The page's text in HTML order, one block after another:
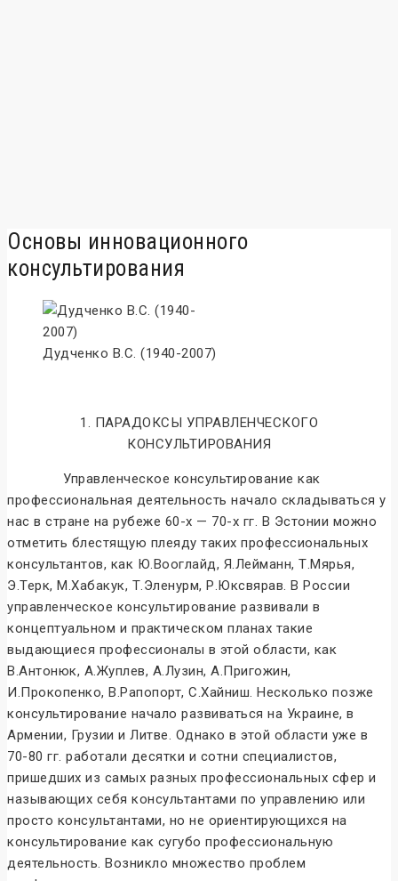
Основы инновационного
консультирования
Дудченко В.С. (1940-2007)
1. ПАРАДОКСЫ УПРАВЛЕНЧЕСКОГО
КОНСУЛЬТИРОВАНИЯ
Управленческое консультирование как
профессиональная деятельность начало складываться у
нас в стране на рубеже 60-х — 70-х гг. В Эстонии можно
отметить блестящую плеяду таких профессиональных
консультантов, как Ю.Вооглайд, Я.Лейманн, Т.Мярья,
Э.Терк, М.Хабакук, Т.Эленурм, Р.Юксвярав. В России
управленческое консультирование развивали в
концептуальном и практическом планах такие
выдающиеся профессионалы в этой области, как
В.Антонюк, А.Жуплев, А.Лузин, А.Пригожин,
И.Прокопенко, В.Рапопорт, С.Хайниш. Несколько позже
консультирование начало развиваться на Украине, в
Армении, Грузии и Литве. Однако в этой области уже в
70-80 гг. работали десятки и сотни специалистов,
пришедших из самых разных профессиональных сфер и
называющих себя консультантами по управлению или
просто консультантами, но не ориентирующихся на
консультирование как сугубо профессиональную
деятельность. Возникло множество проблем